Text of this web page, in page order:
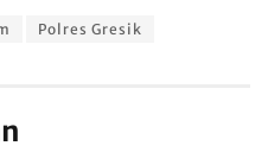
Polres Gresik